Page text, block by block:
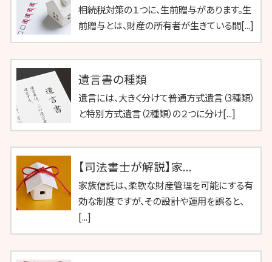
相続税対策の１つに、生前贈与があります。生
前贈与とは、財産の所有者が生きている間[...]
遺言書の種類
遺言には、大きく分けて普通方式遺言（3種類）
と特別方式遺言（2種類）の２つに分け[...]
【司法書士が解説】家...
家族信託は、柔軟な財産管理を可能にする有
効な制度ですが、その設計や運用を誤ると、
[...]